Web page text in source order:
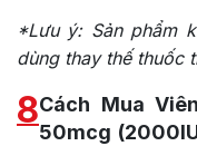
*Lưu ý: Sản phẩm
dùng thay thế thuốc
8Cách Mua
50mcg